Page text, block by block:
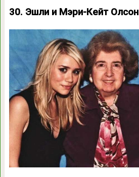
30. Эшли и Мэри-Кейт Олсон